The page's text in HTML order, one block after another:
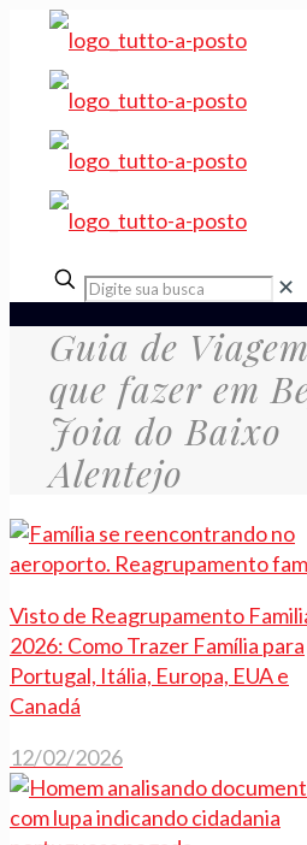
✕
Guia de
que fazer em
Joia do Baixo
Alentejo
Visto de Reagrupamento
2026: Como Trazer Família para
Portugal, Itália, Europa, EUA e
Canadá
12/02/2026